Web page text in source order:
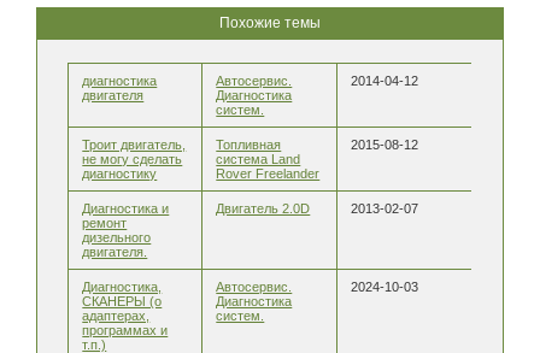
Похожие темы
диагностика
двигателя
Автосервис.
Диагностика
систем.
2014-04-12
Троит двигатель,
не могу сделать
диагностику
Топливная
система Land
Rover Freelander
2015-08-12
Диагностика и
ремонт
дизельного
двигателя.
Двигатель 2.0D 2013-02-07
Диагностика,
СКАНЕРЫ (о
адаптерах,
программах и
т.п.)
Автосервис.
Диагностика
систем.
2024-10-03